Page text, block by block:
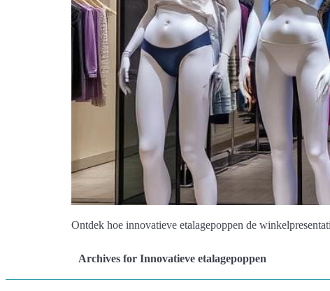
Ontdek hoe innovatieve etalagepoppen de
Archives for Innovatieve etalagepoppen